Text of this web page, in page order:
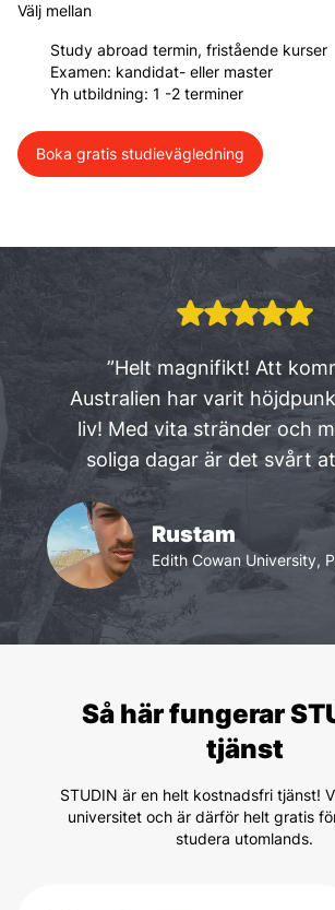
Välj mellan
Study abroad termin, fristående kurser
Examen: kandidat- eller master
Yh utbildning: 1 -2 terminer
Boka gratis studievägledning
”Helt magnifikt! Att
Australien har varit
liv! Med vita stränder och
soliga dagar är det svårt
Rustam
Edith Cowan University,
Så här fungerar
tjänst
STUDIN är en helt kostnadsfri tjänst!
universitet och är därför helt gratis
studera utomlands.